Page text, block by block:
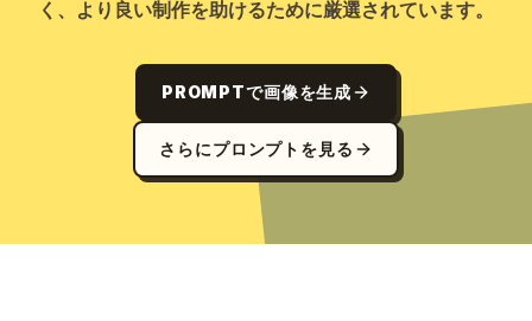
く、より良い制作を助けるために厳選されています。
PROMPTで画像を生成
さらにプロンプトを見る